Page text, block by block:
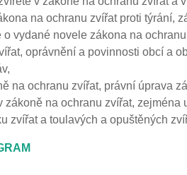
na ochranu zvířat proti týrání,
o vydané novele zákona na
oprávnění a povinnosti obcí a
na ochranu zvířat, právní úprava
zákoně na ochranu zvířat,
zvířat a toulavých a opuštěných